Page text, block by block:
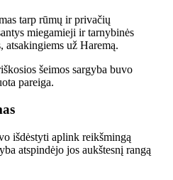
tarp rūmų ir privačių
miegamieji ir tarnybinės
atsakingiems už Haremą.
šeimos sargyba buvo
pareiga.
išdėstyti aplink reikšmingą
atspindėjo jos aukštesnį rangą